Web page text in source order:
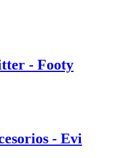
- Footy
- Evi